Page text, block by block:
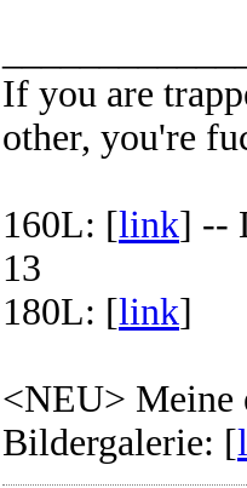
If you are
other, you're
160L: [link] --
13
180L: [link]
<NEU> Meine
Bildergalerie: [